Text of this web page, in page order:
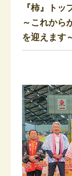
『柿』トッ
～これから
を迎えます